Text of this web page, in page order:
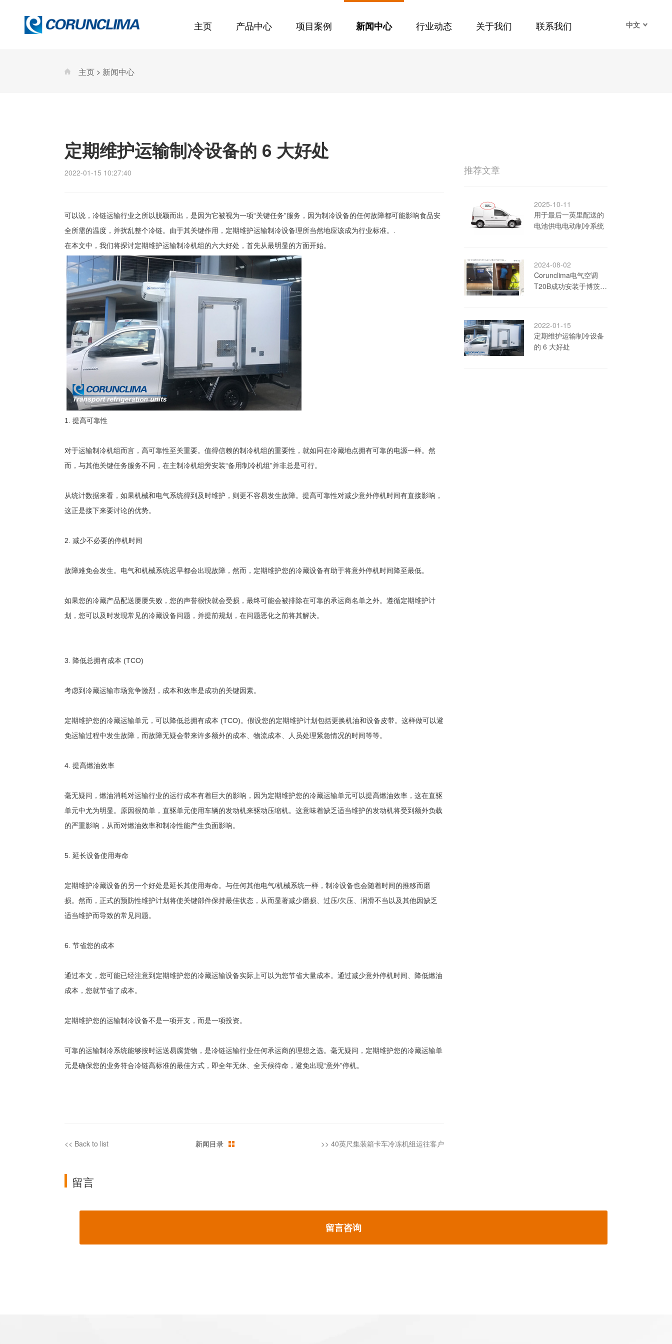
主页 产品中心 项目案例 新闻中心 行业动态 关于我们 联系我们 中文
主页 > 新闻中心
定期维护运输制冷设备的 6 大好处
2022-01-15 10:27:40
可以说，冷链运输行业之所以脱颖而出，是因为它被视为一项“关键任务”服务，因为制冷设备的任何故障都可能影响食品安
全所需的温度，并扰乱整个冷链。由于其关键作用，定期维护运输制冷设备理所当然地应该成为行业标准。.
在本文中，我们将探讨定期维护运输制冷机组的六大好处，首先从最明显的方面开始。
1. 提高可靠性
对于运输制冷机组而言，高可靠性至关重要。值得信赖的制冷机组的重要性，就如同在冷藏地点拥有可靠的电源一样。然
而，与其他关键任务服务不同，在主制冷机组旁安装“备用制冷机组”并非总是可行。
从统计数据来看，如果机械和电气系统得到及时维护，则更不容易发生故障。提高可靠性对减少意外停机时间有直接影响，
这正是接下来要讨论的优势。
2. 减少不必要的停机时间
故障难免会发生。电气和机械系统迟早都会出现故障，然而，定期维护您的冷藏设备有助于将意外停机时间降至最低。
如果您的冷藏产品配送屡屡失败，您的声誉很快就会受损，最终可能会被排除在可靠的承运商名单之外。遵循定期维护计
划，您可以及时发现常见的冷藏设备问题，并提前规划，在问题恶化之前将其解决。
3. 降低总拥有成本 (TCO)
考虑到冷藏运输市场竞争激烈，成本和效率是成功的关键因素。
定期维护您的冷藏运输单元，可以降低总拥有成本 (TCO)。假设您的定期维护计划包括更换机油和设备皮带。这样做可以避
免运输过程中发生故障，而故障无疑会带来许多额外的成本、物流成本、人员处理紧急情况的时间等等。
4. 提高燃油效率
毫无疑问，燃油消耗对运输行业的运行成本有着巨大的影响，因为定期维护您的冷藏运输单元可以提高燃油效率，这在直驱
单元中尤为明显。原因很简单，直驱单元使用车辆的发动机来驱动压缩机。这意味着缺乏适当维护的发动机将受到额外负载
的严重影响，从而对燃油效率和制冷性能产生负面影响。
5. 延长设备使用寿命
定期维护冷藏设备的另一个好处是延长其使用寿命。与任何其他电气/机械系统一样，制冷设备也会随着时间的推移而磨
损。然而，正式的预防性维护计划将使关键部件保持最佳状态，从而显著减少磨损、过压/欠压、润滑不当以及其他因缺乏
适当维护而导致的常见问题。
6. 节省您的成本
通过本文，您可能已经注意到定期维护您的冷藏运输设备实际上可以为您节省大量成本。通过减少意外停机时间、降低燃油
成本，您就节省了成本。
定期维护您的运输制冷设备不是一项开支，而是一项投资。
可靠的运输制冷系统能够按时运送易腐货物，是冷链运输行业任何承运商的理想之选。毫无疑问，定期维护您的冷藏运输单
元是确保您的业务符合冷链高标准的最佳方式，即全年无休、全天候待命，避免出现“意外”停机。
<< Back to list 新闻目录 >>40英尺集装箱卡车冷冻机组运往客户
推荐文章
2025-10-11
用于最后一英里配送的
电池供电电动制冷系统
2024-08-02
Corunclima电气空调
T20B成功安装于博茨瓦
2022-01-15
定期维护运输制冷设备
的 6 大好处
留言
留言咨询